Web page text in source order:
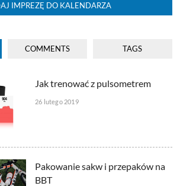
IMPREZĘ DO KALENDARZA
COMMENTS TAGS
Jak trenować z pulsometrem
26 lutego 2019
Pakowanie sakw i przepaków na
BBT